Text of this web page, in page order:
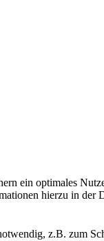
ein optimales
hierzu in der
z.B. zum